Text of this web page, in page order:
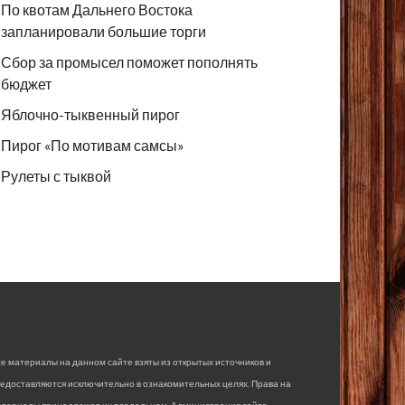
По квотам Дальнего Востока
запланировали большие торги
Сбор за промысел поможет пополнять
бюджет
Яблочно-тыквенный пирог
Пирог «По мотивам самсы»
Рулеты с тыквой
материалы на данном сайте взяты из открытых источников и
исключительно в ознакомительных целях. Права на